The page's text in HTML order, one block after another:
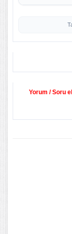
Yorum / Soru